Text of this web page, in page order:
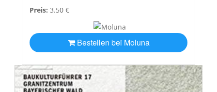
Preis: 3.50 €
Bestellen bei Moluna